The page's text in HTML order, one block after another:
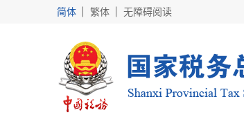
简体 繁体 无障碍阅读